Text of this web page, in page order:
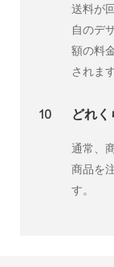
送料が
自のデ
額の料
されます
10 どれく
通常、
商品を
す。